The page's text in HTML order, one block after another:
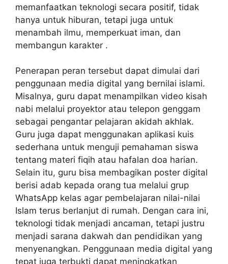
memanfaatkan teknologi secara positif, tidak
hanya untuk hiburan, tetapi juga untuk
menambah ilmu, memperkuat iman, dan
membangun karakter .
Penerapan peran tersebut dapat dimulai dari
penggunaan media digital yang bernilai islami.
Misalnya, guru dapat menampilkan video kisah
nabi melalui proyektor atau telepon genggam
sebagai pengantar pelajaran akidah akhlak.
Guru juga dapat menggunakan aplikasi kuis
sederhana untuk menguji pemahaman siswa
tentang materi fiqih atau hafalan doa harian.
Selain itu, guru bisa membagikan poster digital
berisi adab kepada orang tua melalui grup
WhatsApp kelas agar pembelajaran nilai-nilai
Islam terus berlanjut di rumah. Dengan cara ini,
teknologi tidak menjadi ancaman, tetapi justru
menjadi sarana dakwah dan pendidikan yang
menyenangkan. Penggunaan media digital yang
tepat juga terbukti dapat meningkatkan